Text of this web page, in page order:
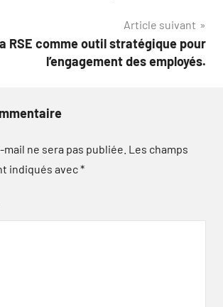
Article suivant
RSE comme outil stratégique pour
l’engagement des employés.
ne sera pas publiée. Les champs
indiqués avec*